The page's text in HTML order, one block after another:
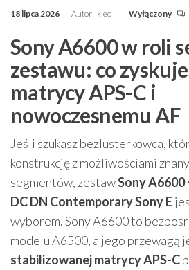
18 lipca 2026 Autor kleo Wyłączony
Sony A6600 w roli
zestawu: co
matrycy APS-C i
nowoczesnemu AF
Jeśli szukasz bezlusterkowca,
konstrukcję z możliwościami
segmentów, zestawSony A6600
DC DN Contemporary Sony E
wyborem. Sony A6600 to
modelu A6500, a jego przewagą
stabilizowanej matrycy APS-C